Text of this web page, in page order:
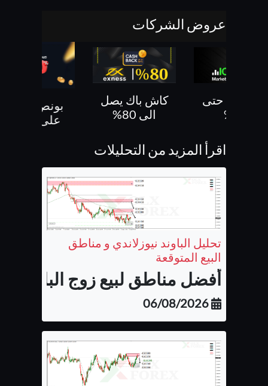
عروض الشركات
كاش باك حتى
كاش باك يصل
الى 80%
على الايداع
اقرأ المزيد من التحليلات
تحليل الباوند نيوزلاندي و مناطق
البيع المتوقعة
أفضل مناطق لبيع زوج الباوند
06/08/2026